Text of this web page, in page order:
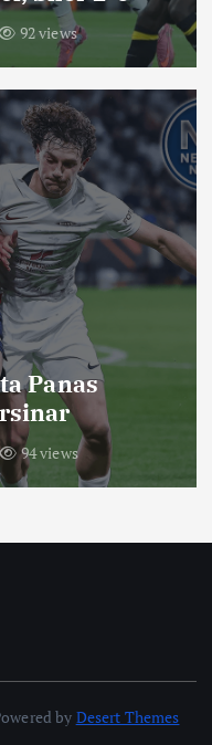
92 views
Panas
94 views
by Desert Themes